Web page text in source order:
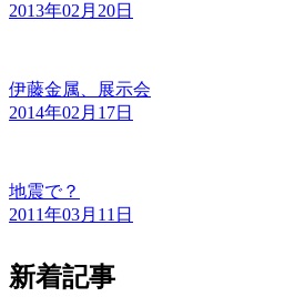
2013年02月20日
伊藤金属、展示会
2014年02月17日
地震で？
2011年03月11日
新着記事